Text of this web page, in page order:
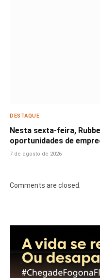
DESTAQUE
Nesta sexta-feira,
oportunidades de
7 de agosto de 2026
Comments are closed.